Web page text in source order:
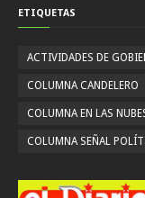
ETIQUETAS
ACTIVIDADES DE
COLUMNA CANDELERO
COLUMNA EN LAS
COLUMNA SEÑAL